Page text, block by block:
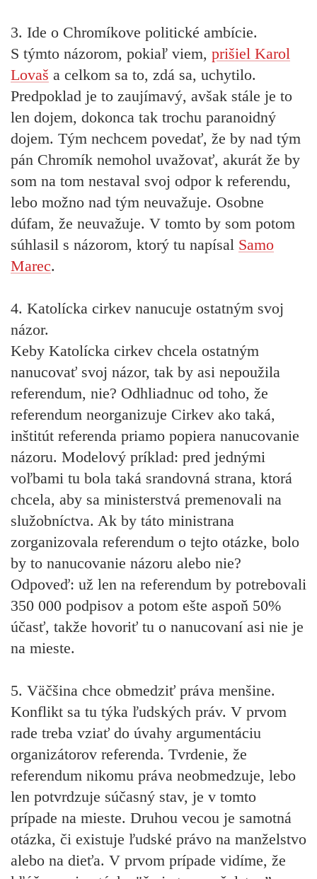
3. Ide o Chromíkove politické ambície.
S týmto názorom, pokiaľ viem, prišiel Karol
Lovaš a celkom sa to, zdá sa, uchytilo.
Predpoklad je to zaujímavý, avšak stále je to
len dojem, dokonca tak trochu paranoidný
dojem. Tým nechcem povedať, že by nad tým
pán Chromík nemohol uvažovať, akurát že by
som na tom nestaval svoj odpor k referendu,
lebo možno nad tým neuvažuje. Osobne
dúfam, že neuvažuje. V tomto by som potom
súhlasil s názorom, ktorý tu napísal Samo
Marec.
4. Katolícka cirkev nanucuje ostatným svoj
názor.
Keby Katolícka cirkev chcela ostatným
nanucovať svoj názor, tak by asi nepoužila
referendum, nie? Odhliadnuc od toho, že
referendum neorganizuje Cirkev ako taká,
inštitút referenda priamo popiera nanucovanie
názoru. Modelový príklad: pred jednými
voľbami tu bola taká srandovná strana, ktorá
chcela, aby sa ministerstvá premenovali na
služobníctva. Ak by táto ministrana
zorganizovala referendum o tejto otázke, bolo
by to nanucovanie názoru alebo nie?
Odpoveď: už len na referendum by potrebovali
350 000 podpisov a potom ešte aspoň 50%
účasť, takže hovoriť tu o nanucovaní asi nie je
na mieste.
5. Väčšina chce obmedziť práva menšine.
Konflikt sa tu týka ľudských práv. V prvom
rade treba vziať do úvahy argumentáciu
organizátorov referenda. Tvrdenie, že
referendum nikomu práva neobmedzuje, lebo
len potvrdzuje súčasný stav, je v tomto
prípade na mieste. Druhou vecou je samotná
otázka, či existuje ľudské právo na manželstvo
alebo na dieťa. V prvom prípade vidíme, že